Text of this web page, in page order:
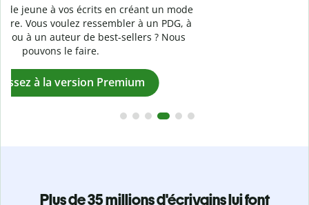
Vérifiez que vos écrits sont 100 % les vôtres grâce au
logiciel anti-plagiat. Analysez votre document en quelques
secondes et identifiez les citations manquantes dans plus
Passez à la version Premium
Plus de 35 millions d'écrivains lui font